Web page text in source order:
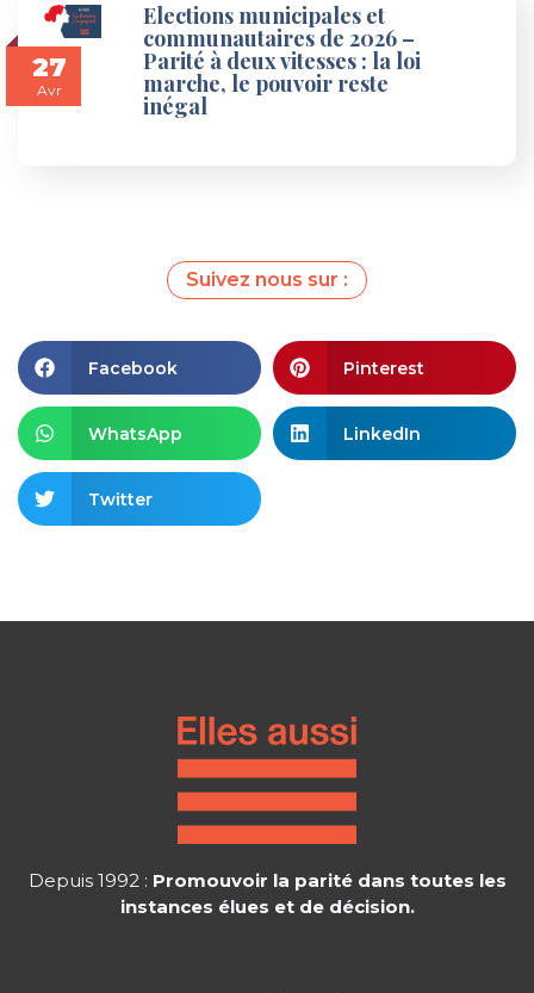
27
Avr
Elections municipales et
communautaires de 2026 –
Parité à deux vitesses : la loi
marche, le pouvoir reste
inégal
Suivez nous sur :
Facebook Pinterest
WhatsApp LinkedIn
Twitter
Depuis 1992 : Promouvoir la parité dans toutes les
instances élues et de décision.